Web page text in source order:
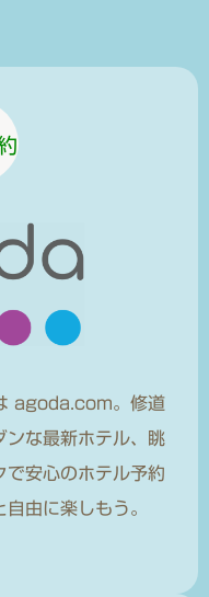
agoda.com。修道
ンな最新ホテル、眺
で安心のホテル予約
由に楽しもう。